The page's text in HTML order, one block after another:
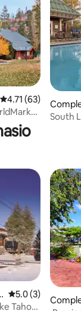
Calificación
4.71 (63)
ake
South
Calificación
5.0 (3)
Tahoe: